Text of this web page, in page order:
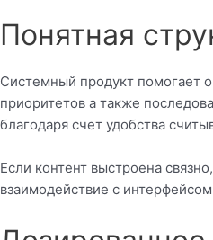
Понятная
Системный продукт помогает
приоритетов а также
благодаря счет удобства
Если контент выстроена
взаимодействие с